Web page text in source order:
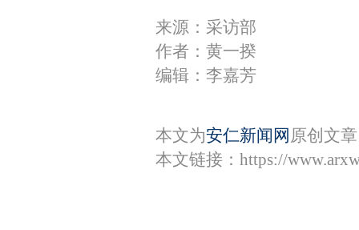
来源：采访部
作者：黄一揆
编辑：李嘉芳
本文为安仁新闻网 原创文
本文链接： https://